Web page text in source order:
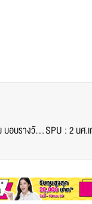
SPU : ม.ศรีปทุม มอบรางวัล ขอบคุณ “คนดีศรีปทุม” ต้นแบบพนักงาน (พนักงานสวนและบริเวณ SPU) ผู้ปฎิบัติงานปิดทองหลังพระ